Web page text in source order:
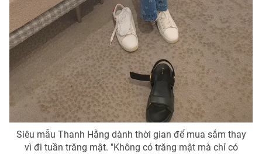
Siêu mẫu Thanh Hằng dành thời gian để mua sắm thay
vì đi tuần trăng mật. "Không có trăng mật mà chỉ có